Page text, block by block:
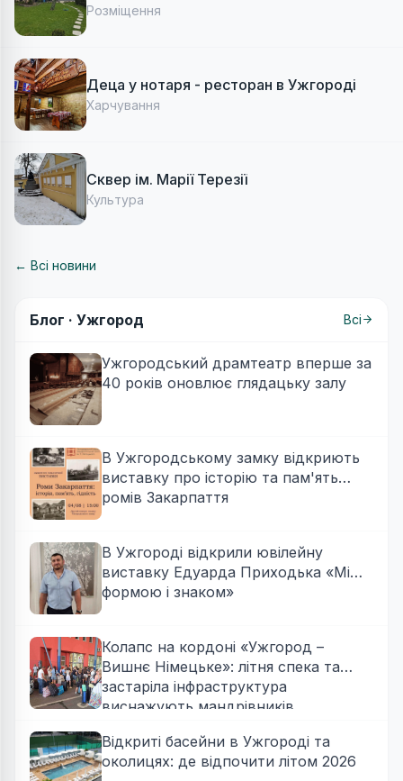
Розміщення
Деца у нотаря - ресторан в Ужгороді
Харчування
Сквер ім. Марії Терезії
Культура
← Всі новини
Блог · Ужгород Всі
Ужгородський драмтеатр вперше за
40 років оновлює глядацьку залу
В Ужгородському замку відкриють
виставку про історію та пам'ять
ромів Закарпаття
В Ужгороді відкрили ювілейну
виставку Едуарда Приходька «Між
формою і знаком»
Колапс на кордоні «Ужгород –
Вишнє Німецьке»: літня спека та
застаріла інфраструктура
виснажують мандрівників
Відкриті басейни в Ужгороді та
околицях: де відпочити літом 2026